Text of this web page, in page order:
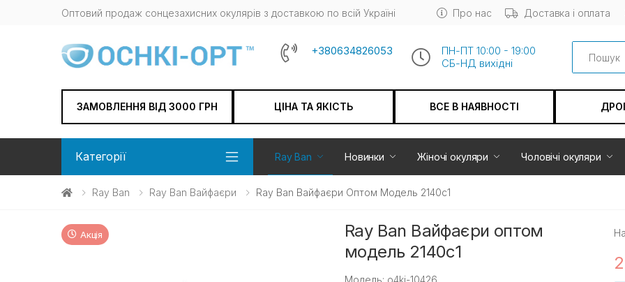
Оптовий продаж сонцезахисних окулярів з доставкою по всій Україні Про нас Доставка і оплата
+380634826053
ПН-ПТ 10:00 - 19:00
СБ-НД вихiдні
Search
ЗАМОВЛЕННЯ ВІД 3000 ГРН ЦІНА ТА ЯКІСТЬ ВСЕ В НАЯВНОСТІ
Категорії Ray Ban Новинки Жіночі окуляри Чоловічі окуляри
Ray Ban Ray Ban Вайфаєри Ray Ban Вайфаєри Оптом Модель 2140c1
Акція
Ray Ban Вайфаєри оптом
модель 2140c1
Модель: o4ki-10426